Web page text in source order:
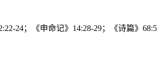
24；《申命记》 14:28-29；《诗篇》68:5